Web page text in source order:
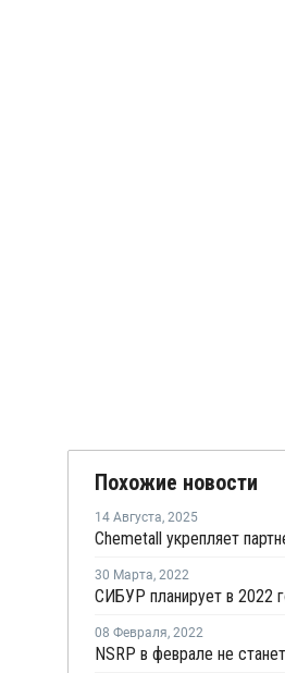
Похожие новости
14 Августа, 2025
30 Марта, 2022
08 Февраля, 2022